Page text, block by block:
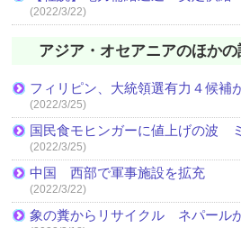
(2022/3/22)
アジア・オセアニアのほかの
フィリピン、大統領選有力４候補
(2022/3/25)
国民食モヒンガーに値上げの波
(2022/3/25)
中国 西部で軍事施設を拡充
(2022/3/22)
象の糞からリサイクル ネパール